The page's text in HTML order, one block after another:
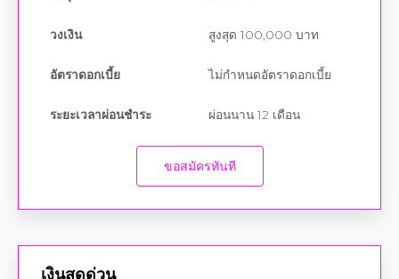
อัตราดอกเบี้ย ไม่กำหนดอัตราดอกเบี้ย
ระยะเวลาผ่อนชำระ ผ่อนนาน 12 เดือน
ขอสมัครทันที
กู้เงินด่วน